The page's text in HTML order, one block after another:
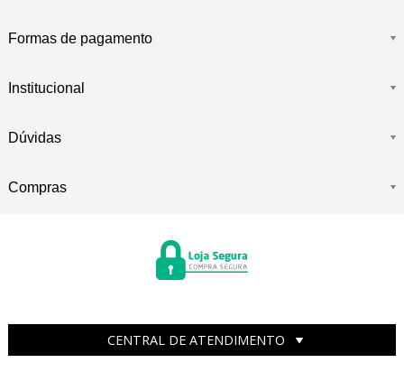
Formas de pagamento
Institucional
Dúvidas
Compras
CENTRAL DE ATENDIMENTO